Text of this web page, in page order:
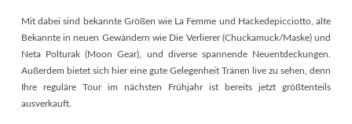
Mit dabei sind bekannte Größen wie La Femme und Hackedepicciotto, alte
Bekannte in neuen Gewändern wie Die Verlierer (Chuckamuck/Maske) und
Neta Polturak (Moon Gear), und diverse spannende Neuentdeckungen.
Außerdem bietet sich hier eine gute Gelegenheit Tränen live zu sehen, denn
Ihre reguläre Tour im nächsten Frühjahr ist bereits jetzt größtenteils
ausverkauft.